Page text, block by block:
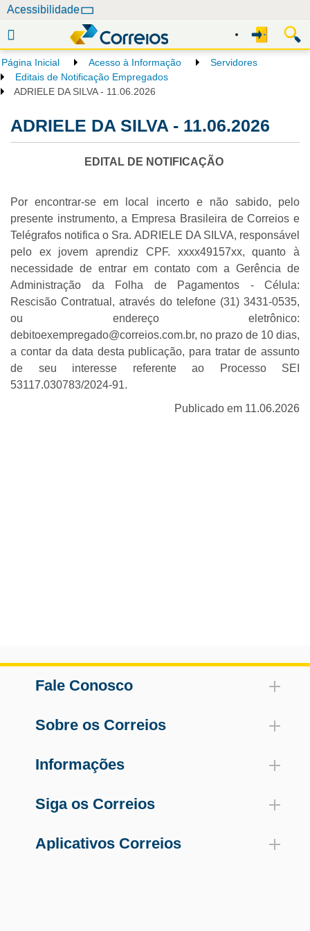
e
g
a
Acessibilidade
Página Inicial Acesso à Informação
Servidores
Editais de Notificação Empregados
ADRIELE DA SILVA - 11.06.2026
ADRIELE DA SILVA - 11.06.2026
EDITAL DE NOTIFICAÇÃO
Por encontrar-se em local incerto e não sabido, pelo
presente instrumento, a Empresa Brasileira de Correios e
Telégrafos notifica o Sra. ADRIELE DA SILVA, responsável
pelo ex jovem aprendiz CPF. xxxx49157xx, quanto à
necessidade de entrar em contato com a Gerência de
Administração da Folha de Pagamentos - Célula:
Rescisão Contratual, através do telefone (31) 3431-0535,
ou endereço eletrônico:
debitoexempregado@correios.com.br, no prazo de 10 dias,
a contar da data desta publicação, para tratar de assunto
de seu interesse referente ao Processo SEI
53117.030783/2024-91.
Publicado em 11.06.2026
Fale Conosco
Sobre os Correios
Informações
Siga os Correios
Aplicativos Correios